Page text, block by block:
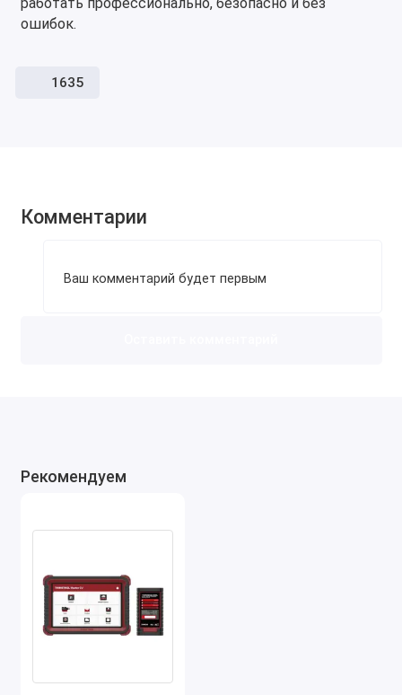
ошибок.
1635
Комментарии
Ваш комментарий будет первым
Рекомендуем